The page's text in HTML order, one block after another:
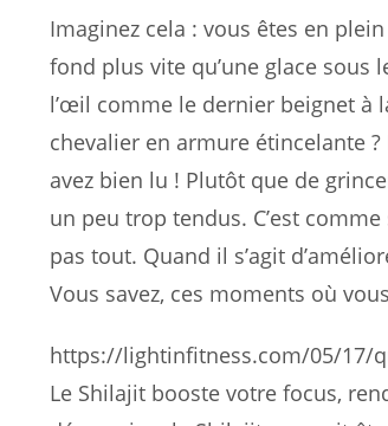
Imaginez cela : vous êtes en
fond plus vite qu’une glace
l’œil comme le dernier beignet à
chevalier en armure étincelante
avez bien lu ! Plutôt que de
un peu trop tendus. C’est
pas tout. Quand il s’agit
Vous savez, ces moments où
https://lightinfitness.com/05/17/
Le Shilajit booste votre focus,